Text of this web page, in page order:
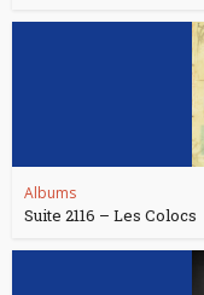
Albums
Suite 2116 – Les Colocs